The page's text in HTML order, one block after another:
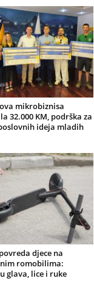
mikrobiznisa
32.000 KM, podrška za
ideja mladih
djece na
romobilima:
glava, lice i ruke